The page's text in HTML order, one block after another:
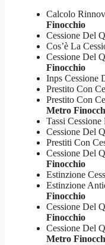
Calcolo
Finocchio
Cessione Del
Cos’è La
Cessione Del
Finocchio
Inps Cessione
Prestito Con
Prestito Con
Metro
Tassi
Cessione Del
Prestiti Con
Cessione Del
Finocchio
Estinzione
Estinzione
Finocchio
Cessione Del
Finocchio
Cessione Del
Metro